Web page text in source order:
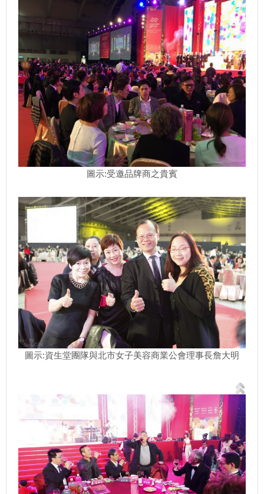
圖示:受邀品牌商之貴賓
圖示:資生堂團隊與北市女子美容商業公會理事長詹大明